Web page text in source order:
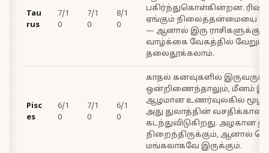
Tau
rus
7/1
0
7/1
0
8/1
0
பகிர்ந்துகொள்கின்றன.
ஏங்கும் நிலைத்தன்மையை
— ஆனால் இரு
வாழ்க்கை வேகத்தில்
தலைதூக்கலாம்.
Pisc
es
6/1
0
7/1
0
6/1
0
காதல் கனவுகளில் இருவரும்
ஒன்றிணைந்தாலும், மீனம்
ஆழமான உணர்வுலகில்
அது துலாத்தின்
கடந்துவிடுகிறது. அழகான
நிறைந்திருக்கும், ஆனால்
மங்கலாகவே இருக்கும்.